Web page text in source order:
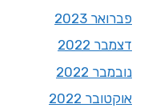
פברואר 2023
דצמבר 2022
נובמבר 2022
אוקטובר 2022